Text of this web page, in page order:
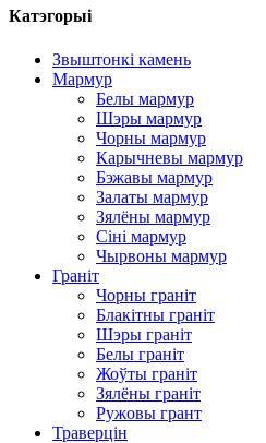
Катэгорыі
Звыштонкі камень
Мармур
Белы мармур
Шэры мармур
Чорны мармур
Карычневы мармур
Бэжавы мармур
Залаты мармур
Зялёны мармур
Сіні мармур
Чырвоны мармур
Граніт
Чорны граніт
Блакітны граніт
Шэры граніт
Белы граніт
Жоўты граніт
Зялёны граніт
Ружовы грант
Траверцін